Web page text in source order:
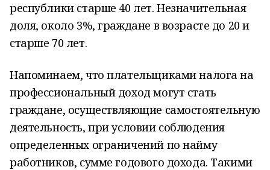
республики старше 40 лет. Незначительная
доля, около 3%, граждане в возрасте до 20 и
старше 70 лет.
Напоминаем, что плательщиками налога на
профессиональный доход могут стать
граждане, осуществляющие самостоятельную
деятельность, при условии соблюдения
определенных ограничений по найму
работников, сумме годового дохода. Такими